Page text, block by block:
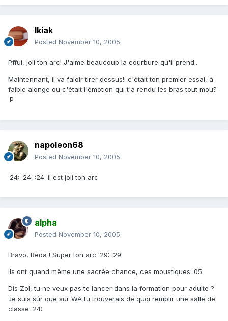
Ikiak
Posted November 10, 2005
Pffui, joli ton arc! J'aime beaucoup la courbure qu'il prend...
Maintennant, il va faloir tirer dessus!! c'était ton premier essai, à
faible alonge ou c'était l'émotion qui t'a rendu les bras tout mou?
:P
napoleon68
Posted November 10, 2005
:24: :24: :24: il est joli ton arc
alpha
Posted November 10, 2005
Bravo, Reda ! Super ton arc :29: :29:
Ils ont quand même une sacrée chance, ces moustiques :05:
Dis Zol, tu ne veux pas te lancer dans la formation pour adulte ?
Je suis sûr que sur WA tu trouverais de quoi remplir une salle de
classe :24: